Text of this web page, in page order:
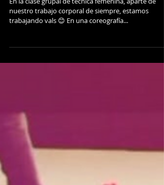
Los Viernes: Vals
trabajando vals 😊 En una coreografía...